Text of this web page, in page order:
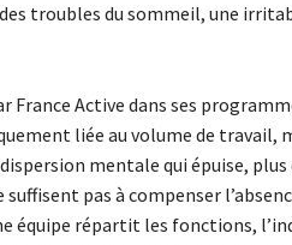
troubles du sommeil, une
France Active dans ses
liée au volume de travail,
mentale qui épuise, plus
pas à compenser
équipe répartit les fonctions,